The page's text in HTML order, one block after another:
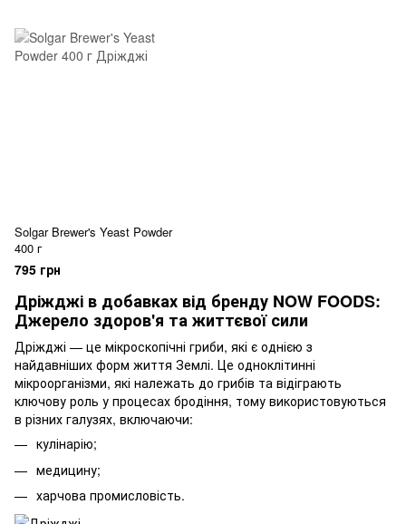
Solgar Brewer's Yeast Powder
400 г
795 грн
Дріжджі в добавках від бренду NOW FOODS:
Джерело здоров'я та життєвої сили
Дріжджі — це мікроскопічні гриби, які є однією з
найдавніших форм життя Землі. Це одноклітинні
мікроорганізми, які належать до грибів та відіграють
ключову роль у процесах бродіння, тому використовуються
в різних галузях, включаючи:
кулінарію;
медицину;
харчова промисловість.